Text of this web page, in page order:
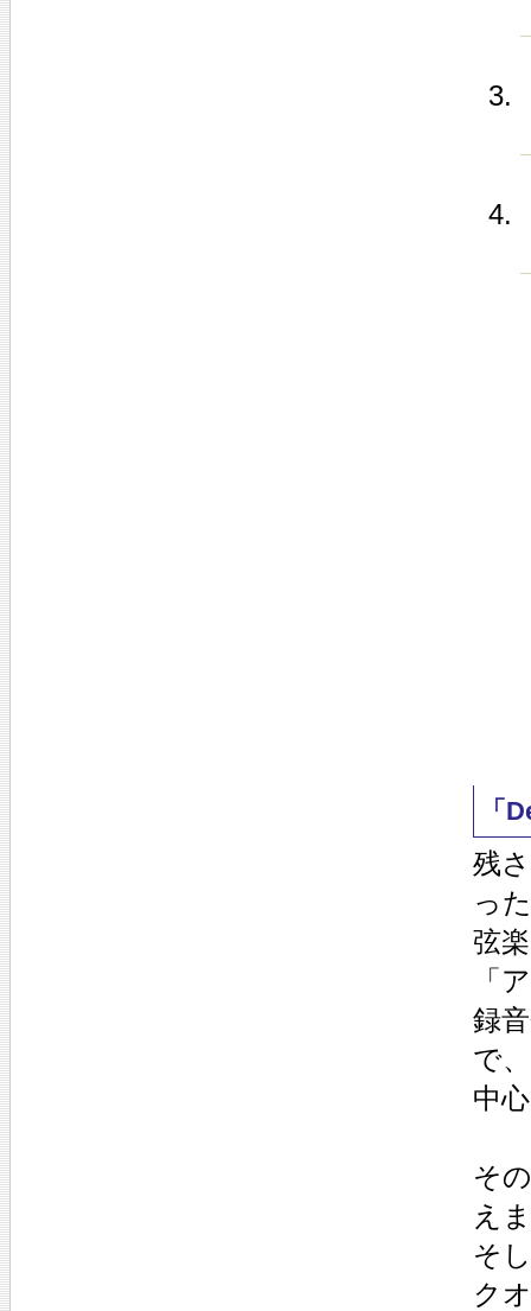
「
残
っ
弦
「
録
で
中
そ
え
そ
ク